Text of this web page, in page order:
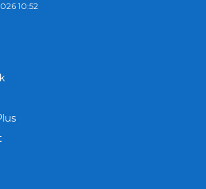
10:52